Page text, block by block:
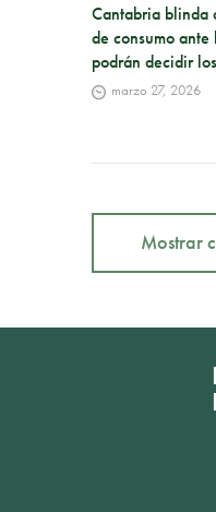
Cantabria blinda
de consumo
podrán decidir
marzo 27, 2026
Mostrar